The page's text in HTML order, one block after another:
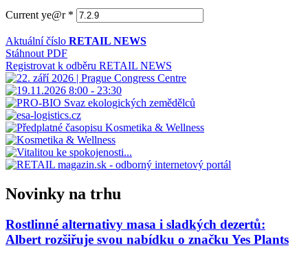
Current ye@r *
Aktuální číslo RETAIL NEWS
Stáhnout PDF
Registrovat k odběru RETAIL NEWS
Novinky na trhu
Rostlinné alternativy masa i sladkých dezertů:
Albert rozšiřuje svou nabídku o značku Yes Plants